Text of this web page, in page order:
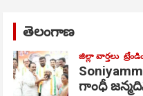
తెలంగాణ
జిల్లా వార్తలు
గాంధీ